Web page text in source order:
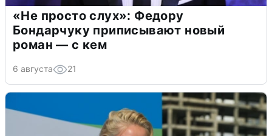
«Не просто слух»: Федору
Бондарчуку приписывают новый
роман — с кем
6 августа 21